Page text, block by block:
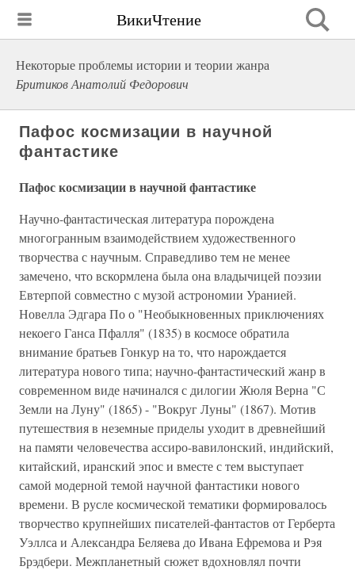
ВикиЧтение
Некоторые проблемы истории и теории жанра
Бритиков Анатолий Федорович
Пафос космизации в научной
фантастике
Пафос космизации в научной фантастике
Научно-фантастическая литература порождена
многогранным взаимодействием художественного
творчества с научным. Справедливо тем не менее
замечено, что вскормлена была она владычицей поэзии
Евтерпой совместно с музой астрономии Уранией.
Новелла Эдгара По о "Необыкновенных приключениях
некоего Ганса Пфалля" (1835) в космосе обратила
внимание братьев Гонкур на то, что нарождается
литература нового типа; научно-фантастический жанр в
современном виде начинался с дилогии Жюля Верна "С
Земли на Луну" (1865) - "Вокруг Луны" (1867). Мотив
путешествия в неземные приделы уходит в древнейший
на памяти человечества ассиро-вавилонский, индийский,
китайский, иранский эпос и вместе с тем выступает
самой модерной темой научной фантастики нового
времени. В русле космической тематики формировалось
творчество крупнейших писателей-фантастов от Герберта
Уэллса и Александра Беляева до Ивана Ефремова и Рэя
Брэдбери. Межпланетный сюжет вдохновлял почти